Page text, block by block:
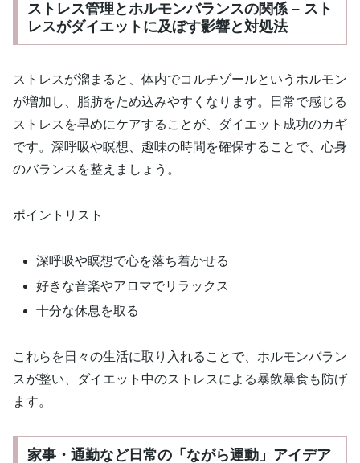
ストレス管理とホルモンバランスの関係 – スト
レスがダイエットに及ぼす影響と対処法
ストレスが溜まると、体内でコルチゾールというホルモン
が増加し、脂肪をため込みやすくなります。日常で感じる
ストレスを早めにケアすることが、ダイエット成功のカギ
です。深呼吸や瞑想、趣味の時間を確保することで、心身
のバランスを整えましょう。
ポイントリスト
深呼吸や瞑想で心を落ち着かせる
好きな音楽やアロマでリラックス
十分な休息を取る
これらを日々の生活に取り入れることで、ホルモンバラン
スが整い、ダイエット中のストレスによる暴飲暴食も防げ
ます。
家事・通勤など日常の「ながら運動」アイデア